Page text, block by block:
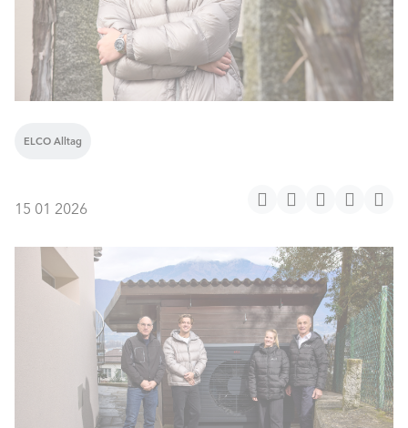
ELCO Alltag
15 01 2026